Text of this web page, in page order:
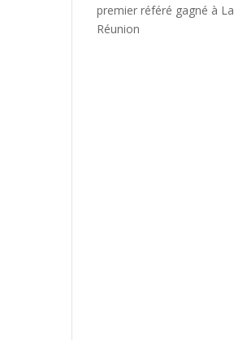
premier référé gagné à La
Réunion